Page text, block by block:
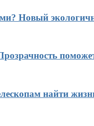
Новый
найти